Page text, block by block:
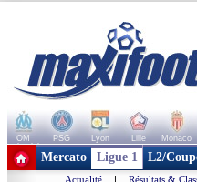
OM PSG Lyon Lille Monaco
+ de clubs
Mercato Ligue 1 L2/
Actualité | Résultats &